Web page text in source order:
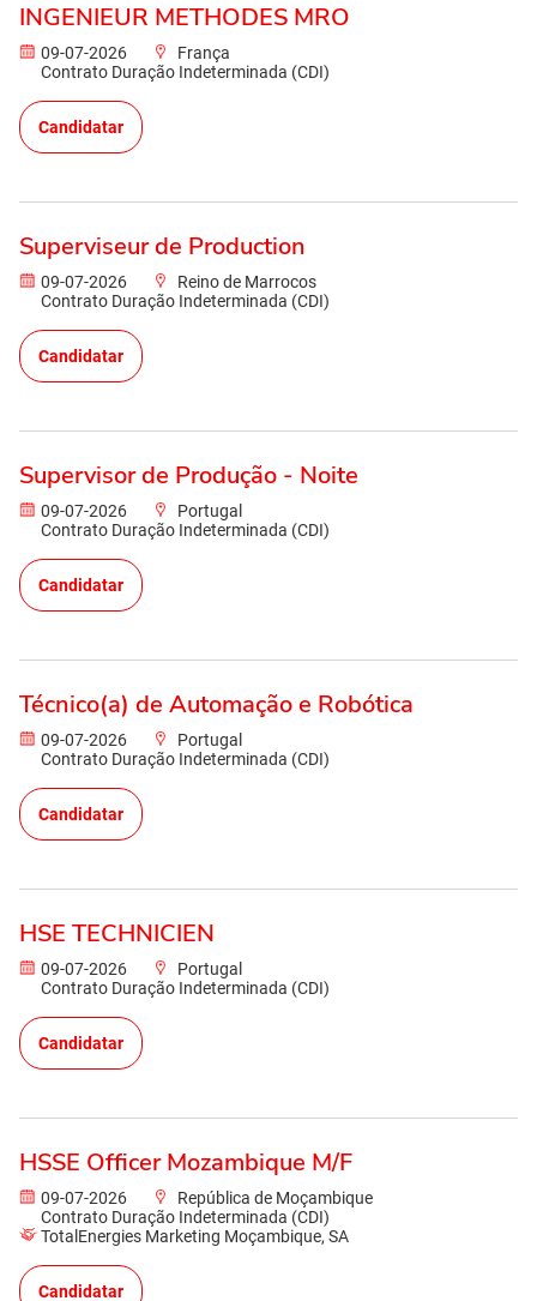
INGENIEUR METHODES MRO
09-07-2026
França
Contrato Duração Indeterminada (CDI)
Candidatar
Superviseur de Production
09-07-2026
Reino de Marrocos
Contrato Duração Indeterminada (CDI)
Candidatar
Supervisor de Produção - Noite
09-07-2026
Portugal
Contrato Duração Indeterminada (CDI)
Candidatar
Técnico(a) de Automação e Robótica
09-07-2026
Portugal
Contrato Duração Indeterminada (CDI)
Candidatar
HSE TECHNICIEN
09-07-2026
Portugal
Contrato Duração Indeterminada (CDI)
Candidatar
HSSE Officer Mozambique M/F
09-07-2026
República de Moçambique
Contrato Duração Indeterminada (CDI)
TotalEnergies Marketing Moçambique, SA
Candidatar